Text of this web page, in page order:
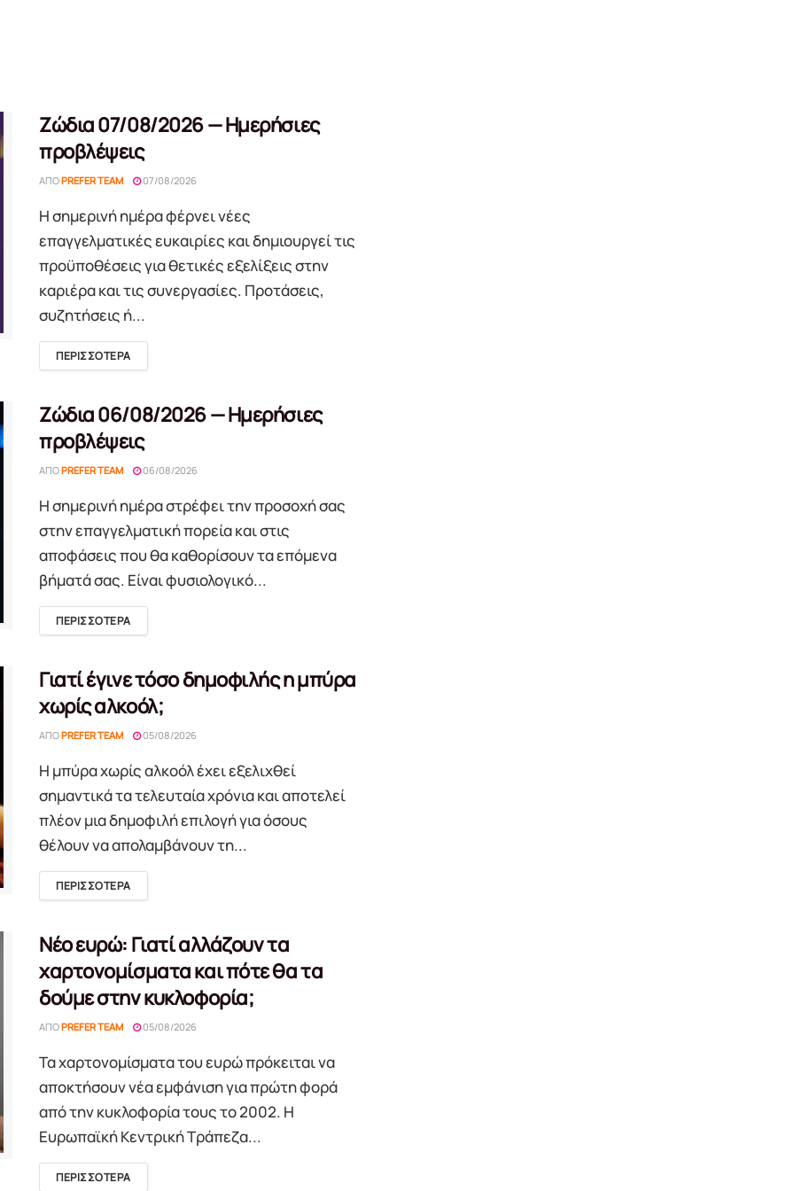
Ζώδια 07/08/2026 — Ημερήσιες
προβλέψεις
ΑΠΌPREFER TEAM 07/08/2026
Η σημερινή ημέρα φέρνει νέες
επαγγελματικές ευκαιρίες και δημιουργεί τις
προϋποθέσεις για θετικές εξελίξεις στην
καριέρα και τις συνεργασίες. Προτάσεις,
συζητήσεις ή...
ΠΕΡΙΣΣΟΤΕΡΑDETAILS
Ζώδια 06/08/2026 — Ημερήσιες
προβλέψεις
ΑΠΌPREFER TEAM 06/08/2026
Η σημερινή ημέρα στρέφει την προσοχή σας
στην επαγγελματική πορεία και στις
αποφάσεις που θα καθορίσουν τα επόμενα
βήματά σας. Είναι φυσιολογικό...
ΠΕΡΙΣΣΟΤΕΡΑDETAILS
Γιατί έγινε τόσο δημοφιλής η μπύρα
χωρίς αλκοόλ;
ΑΠΌPREFER TEAM 05/08/2026
Η μπύρα χωρίς αλκοόλ έχει εξελιχθεί
σημαντικά τα τελευταία χρόνια και αποτελεί
πλέον μια δημοφιλή επιλογή για όσους
θέλουν να απολαμβάνουν τη...
ΠΕΡΙΣΣΟΤΕΡΑDETAILS
Νέο ευρώ: Γιατί αλλάζουν τα
χαρτονομίσματα και πότε θα τα
δούμε στην κυκλοφορία;
ΑΠΌPREFER TEAM 05/08/2026
Τα χαρτονομίσματα του ευρώ πρόκειται να
αποκτήσουν νέα εμφάνιση για πρώτη φορά
από την κυκλοφορία τους το 2002. Η
Ευρωπαϊκή Κεντρική Τράπεζα...
ΠΕΡΙΣΣΟΤΕΡΑDETAILS